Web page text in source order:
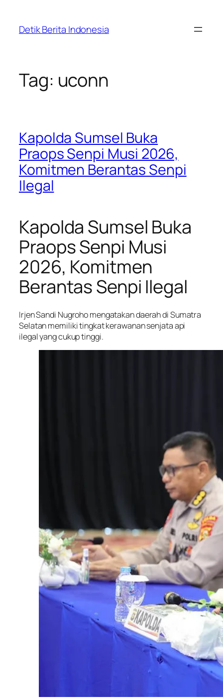
content
Detik Berita Indonesia
Tag: uconn
Kapolda Sumsel Buka
Praops Senpi Musi 2026,
Komitmen Berantas Senpi
Ilegal
Kapolda Sumsel Buka
Praops Senpi Musi
2026, Komitmen
Berantas Senpi Ilegal
Irjen Sandi Nugroho mengatakan daerah di Sumatra
Selatan memiliki tingkat kerawanan senjata api
ilegal yang cukup tinggi.